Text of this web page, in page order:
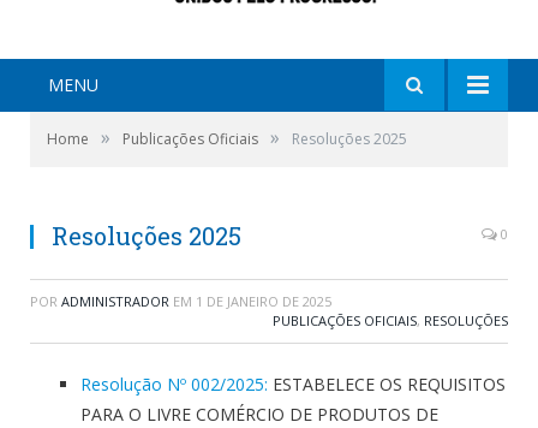
MENU
Home » Publicações Oficiais » Resoluções 2025
Resoluções 2025 0
POR ADMINISTRADOR EM 1 DE JANEIRO DE 2025
PUBLICAÇÕES OFICIAIS, RESOLUÇÕES
Resolução Nº 002/2025: ESTABELECE OS REQUISITOS
PARA O LIVRE COMÉRCIO DE PRODUTOS DE